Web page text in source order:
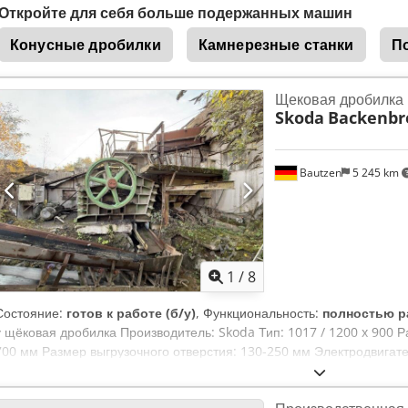
для себя больше подержанных машин
Конусные дробилки
Камнерезные станки
1 /8
Bautzen 5 245 km
Щековая дробилка
Skoda
готов к работе (б/у), Функциональность: полностью
щёковая дробилка Производитель: Skoda Тип: 1017 / 1200 x 900
мм Размер выгрузочного отверстия: 130-250 мм
Cedeyluqyjpfx Aqgorf Транспортер с пересыпным бункером